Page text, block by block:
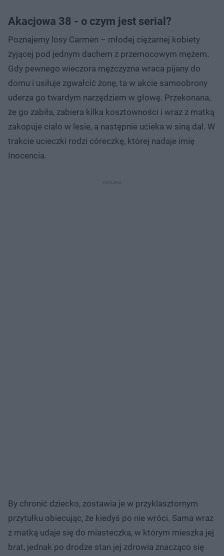
Akacjowa 38 - o czym jest serial?
Poznajemy losy Carmen – młodej ciężarnej kobiety
żyjącej pod jednym dachem z przemocowym mężem.
Gdy pewnego wieczora mężczyzna wraca pijany do
domu i usiłuje zgwałcić żonę, ta w akcie samoobrony
uderza go twardym narzędziem w głowę. Przekonana,
że go zabiła, zabiera kilka kosztowności i wraz z matką
zakopuje ciało w lesie, a następnie ucieka w siną dal. W
trakcie ucieczki rodzi córeczkę, której nadaje imię
Inocencia.
By chronić dziecko, zostawia je w przyklasztornym
przytułku obiecując, że kiedyś po nie wróci. Sama wraz
z matką udaje się do miasteczka, w którym mieszka jej
brat, jednak po drodze stan jej zdrowia znacząco się